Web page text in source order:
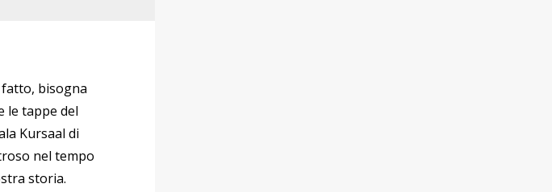
bisogna
le tappe del
Kursaal di
nel tempo
storia.